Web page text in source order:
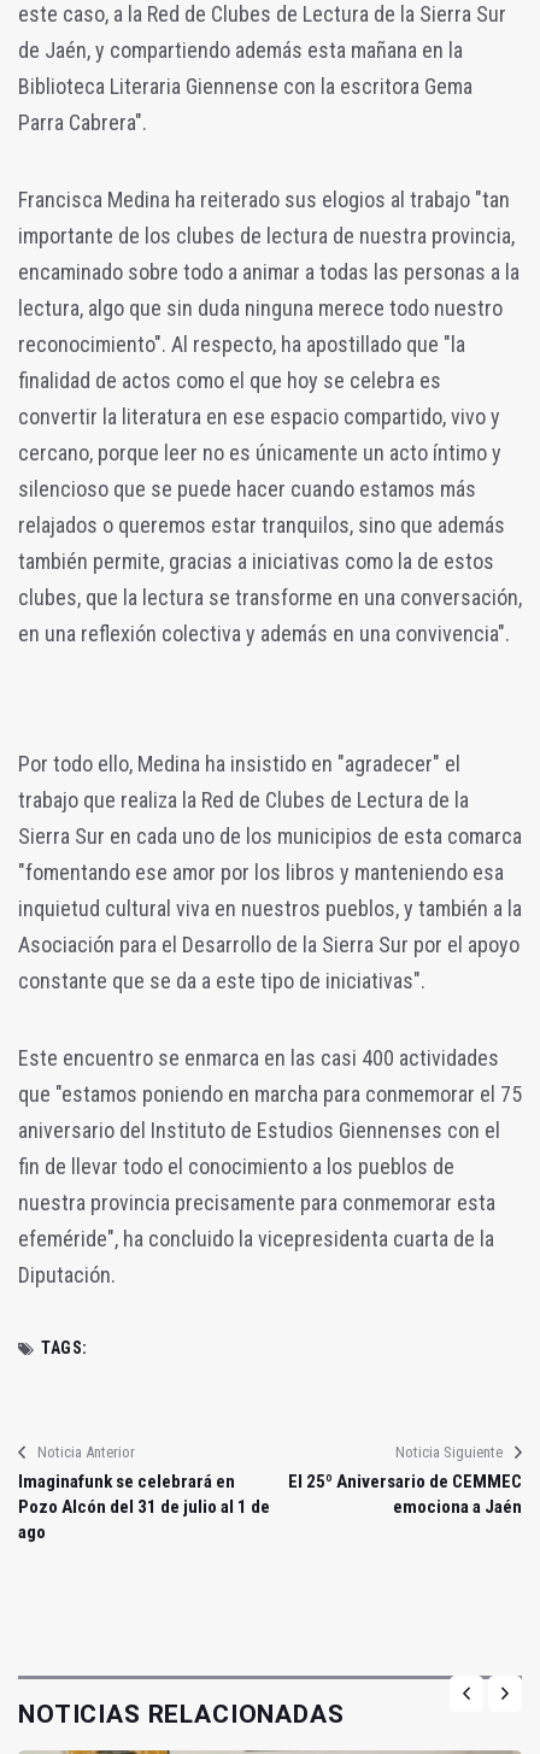
este caso, a la Red de Clubes de Lectura de la Sierra Sur
de Jaén, y compartiendo además esta mañana en la
Biblioteca Literaria Giennense con la escritora Gema
Parra Cabrera".
Francisca Medina ha reiterado sus elogios al trabajo "tan
importante de los clubes de lectura de nuestra provincia,
encaminado sobre todo a animar a todas las personas a la
lectura, algo que sin duda ninguna merece todo nuestro
reconocimiento". Al respecto, ha apostillado que "la
finalidad de actos como el que hoy se celebra es
convertir la literatura en ese espacio compartido, vivo y
cercano, porque leer no es únicamente un acto íntimo y
silencioso que se puede hacer cuando estamos más
relajados o queremos estar tranquilos, sino que además
también permite, gracias a iniciativas como la de estos
clubes, que la lectura se transforme en una conversación,
en una reflexión colectiva y además en una convivencia".
Por todo ello, Medina ha insistido en "agradecer" el
trabajo que realiza la Red de Clubes de Lectura de la
Sierra Sur en cada uno de los municipios de esta comarca
"fomentando ese amor por los libros y manteniendo esa
inquietud cultural viva en nuestros pueblos, y también a la
Asociación para el Desarrollo de la Sierra Sur por el apoyo
constante que se da a este tipo de iniciativas".
Este encuentro se enmarca en las casi 400 actividades
que "estamos poniendo en marcha para conmemorar el 75
aniversario del Instituto de Estudios Giennenses con el
fin de llevar todo el conocimiento a los pueblos de
nuestra provincia precisamente para conmemorar esta
efeméride", ha concluido la vicepresidenta cuarta de la
Diputación.
TAGS:
Noticia Anterior
Imaginafunk se celebrará en
Pozo Alcón del 31 de julio al 1 de
ago
Noticia Siguiente
El 25º Aniversario de CEMMEC
emociona a Jaén
NOTICIAS RELACIONADAS